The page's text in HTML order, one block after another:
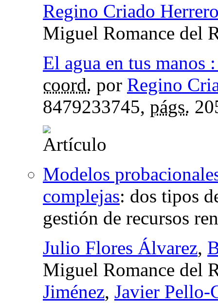
Regino Criado
Miguel Romance del
El agua en tus manos
coord. por Regino
8479233745, págs.
Modelos
complejas: dos tipos
gestión de recursos
Julio Flores Álvarez,
Miguel Romance del
Jiménez, Javier Pello-